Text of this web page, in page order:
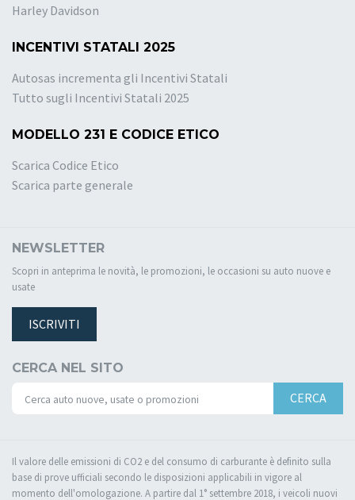
Harley Davidson
INCENTIVI STATALI 2025
Autosas incrementa gli Incentivi Statali
Tutto sugli Incentivi Statali 2025
MODELLO 231 E CODICE ETICO
Scarica Codice Etico
Scarica parte generale
NEWSLETTER
Scopri in anteprima le novità, le promozioni, le occasioni su auto nuove e
usate
ISCRIVITI
CERCA NEL SITO
CERCA
Il valore delle emissioni di CO2 e del consumo di carburante è definito sulla
base di prove ufficiali secondo le disposizioni applicabili in vigore al
momento dell'omologazione. A partire dal 1° settembre 2018, i veicoli nuovi